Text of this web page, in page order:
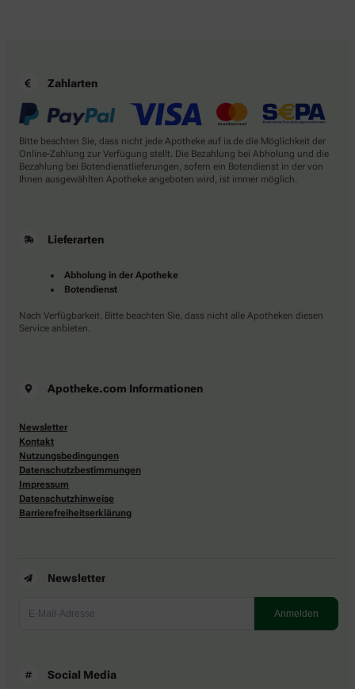
Zahlarten
Bitte beachten Sie, dass nicht jede Apotheke auf ia.de die Möglichkeit der
Online-Zahlung zur Verfügung stellt. Die Bezahlung bei Abholung und die
Bezahlung bei Botendienstlieferungen, sofern ein Botendienst in der von
Ihnen ausgewählten Apotheke angeboten wird, ist immer möglich.
Lieferarten
Abholung in der Apotheke
Botendienst
Nach Verfügbarkeit. Bitte beachten Sie, dass nicht alle Apotheken diesen
Service anbieten.
Apotheke.com Informationen
Newsletter
Kontakt
Nutzungsbedingungen
Datenschutzbestimmungen
Impressum
Datenschutzhinweise
Barrierefreiheitserklärung
Newsletter
Social Media